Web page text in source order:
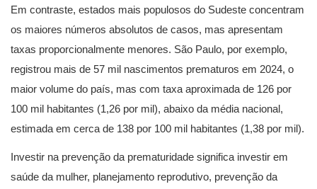
Em contraste, estados mais populosos do Sudeste concentram
os maiores números absolutos de casos, mas apresentam
taxas proporcionalmente menores. São Paulo, por exemplo,
registrou mais de 57 mil nascimentos prematuros em 2024, o
maior volume do país, mas com taxa aproximada de 126 por
100 mil habitantes (1,26 por mil), abaixo da média nacional,
estimada em cerca de 138 por 100 mil habitantes (1,38 por mil).
Investir na prevenção da prematuridade significa investir em
saúde da mulher, planejamento reprodutivo, prevenção da